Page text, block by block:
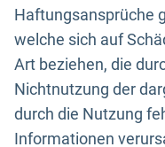
Haftungsansprüche
welche sich auf
Art beziehen, die
Nichtnutzung der
durch die Nutzung
Informationen